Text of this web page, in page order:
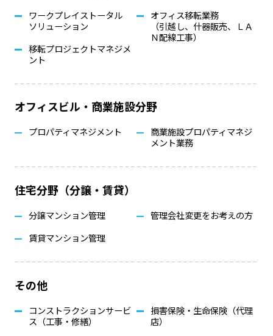
ワークプレイストータル
ソリューション
移転プロジェクトマネジメ
ント
オフィス移転業務
（引越し、什器販売、ＬＡ
Ｎ配線工事）
オフィスビル・商業施設分野
プロパティマネジメント
商業施設プロパティマネジ
メント業務
住宅分野（分譲・賃貸）
分譲マンション管理
賃貸マンション管理
管理会社変更をお考えの方
その他
コンストラクションサービ
ス（工事・修繕）
損害保険・生命保険（代理
店）